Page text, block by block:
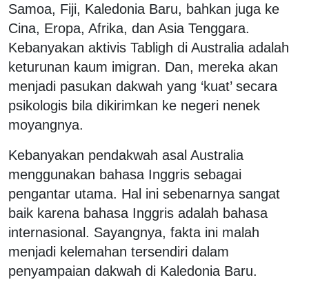
Samoa, Fiji, Kaledonia Baru, bahkan juga ke
Cina, Eropa, Afrika, dan Asia Tenggara.
Kebanyakan aktivis Tabligh di Australia adalah
keturunan kaum imigran. Dan, mereka akan
menjadi pasukan dakwah yang ‘kuat’ secara
psikologis bila dikirimkan ke negeri nenek
moyangnya.
Kebanyakan pendakwah asal Australia
menggunakan bahasa Inggris sebagai
pengantar utama. Hal ini sebenarnya sangat
baik karena bahasa Inggris adalah bahasa
internasional. Sayangnya, fakta ini malah
menjadi kelemahan tersendiri dalam
penyampaian dakwah di Kaledonia Baru.